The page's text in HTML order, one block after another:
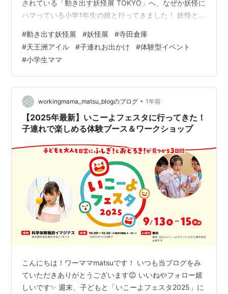
されている「動き出す妖怪展 TOKYO」へ、なぜか妖怪に
ハマっている小学1年生の娘と行ってきました！ 妖怪と聞
プロジェクションマッピングを中心とした体験型の展覧
会。 怖いというより「美しい」「不思議」「楽しい」と
いう印象で、小学生の子どもでも最後まで夢中になって
楽しめました。 今回は実際に行って感じた見どころや混
雑状況をレポートします。 妖怪展 TOKYO 動き出す妖怪
展 TOK…
#動き出す妖怪展 #妖怪展 #寺田倉庫
#天王洲アイル #子連れお出かけ #体験型イベント
#小学生ママ
workingmama_matsu_blogのブログ • 1年前
【2025年最新】いこーよフェスタに行ってきた！
子連れで楽しめる体験ブース＆ワークショップ
こんにちは！ワーママmatsuです！ いつも当ブログをみ
ていただきありがとうございます😊 いいねやフォロー嬉
しいです✨ 週末、子どもと「いこーよフェスタ2025」に